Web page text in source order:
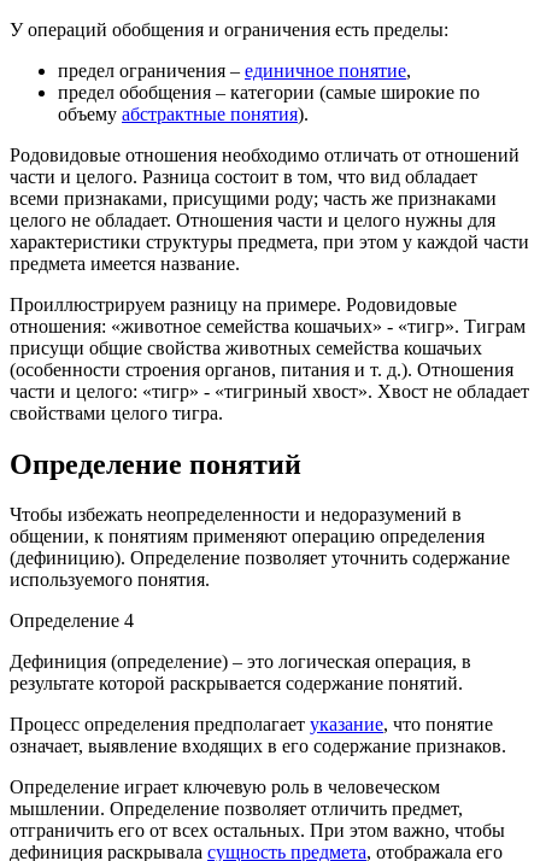
У операций обобщения и ограничения есть пределы:
предел ограничения – единичное понятие,
предел обобщения – категории (самые широкие по
объему абстрактные понятия).
Родовидовые отношения необходимо отличать от отношений
части и целого. Разница состоит в том, что вид обладает
всеми признаками, присущими роду; часть же признаками
целого не обладает. Отношения части и целого нужны для
характеристики структуры предмета, при этом у каждой части
предмета имеется название.
Проиллюстрируем разницу на примере. Родовидовые
отношения: «животное семейства кошачьих» - «тигр». Тиграм
присущи общие свойства животных семейства кошачьих
(особенности строения органов, питания и т. д.). Отношения
части и целого: «тигр» - «тигриный хвост». Хвост не обладает
свойствами целого тигра.
Определение понятий
Чтобы избежать неопределенности и недоразумений в
общении, к понятиям применяют операцию определения
(дефиницию). Определение позволяет уточнить содержание
используемого понятия.
Определение 4
Дефиниция (определение) – это логическая операция, в
результате которой раскрывается содержание понятий.
Процесс определения предполагает указание, что понятие
означает, выявление входящих в его содержание признаков.
Определение играет ключевую роль в человеческом
мышлении. Определение позволяет отличить предмет,
отграничить его от всех остальных. При этом важно, чтобы
дефиниция раскрывала сущность предмета, отображала его